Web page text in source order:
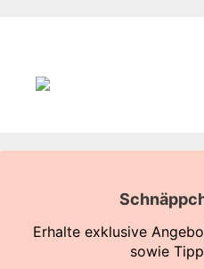
Erhalte exklusive
sowie